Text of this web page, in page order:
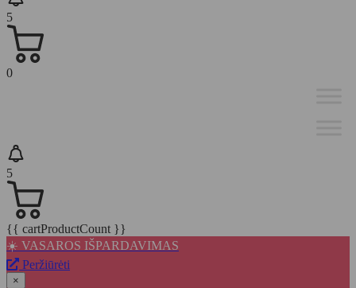
5
0
5
{{ cartProductCount }}
☀️ VASAROS IŠPARDAVIMAS
Peržiūrėti
×